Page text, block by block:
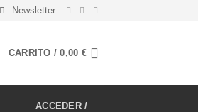
Newsletter
CARRITO /0,00 €
ACCEDER /